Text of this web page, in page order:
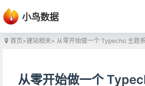
小鸟数据
首页>建站相关> 从零开始做一个 Typecho 主题
从零开始做一个